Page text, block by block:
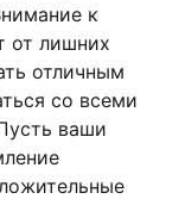
к
от лишних
отличным
со всеми
ваши